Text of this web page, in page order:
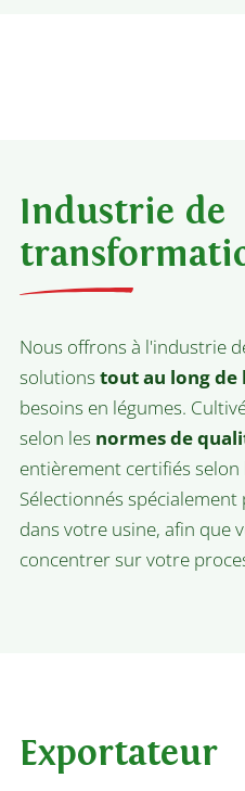
Industrie de
Nous offrons à l'industrie
solutions tout au long de
besoins en légumes.
selon les normes de
entièrement certifiés
Sélectionnés
dans votre usine, afin que
concentrer sur votre
Exportateur